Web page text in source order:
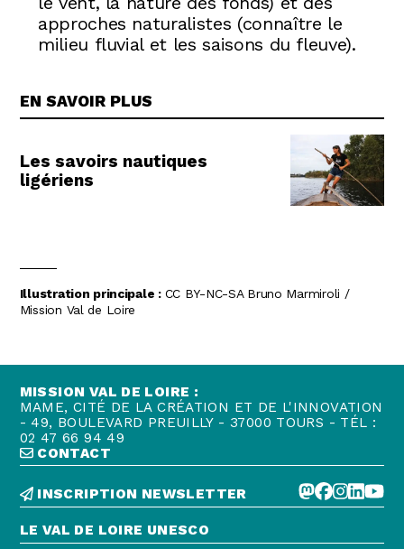
approches naturalistes (connaître le
milieu fluvial et les saisons du fleuve).
EN SAVOIR PLUS
Les savoirs nautiques
ligériens
Illustration principale : CC BY-NC-SA Bruno Marmiroli /
Mission Val de Loire
MISSION VAL DE LOIRE :
MAME, CITÉ DE LA CRÉATION ET DE L'INNOVATION
- 49, BOULEVARD PREUILLY - 37000 TOURS - TÉL :
02 47 66 94 49
CONTACT
INSCRIPTION NEWSLETTER
LE VAL DE LOIRE UNESCO